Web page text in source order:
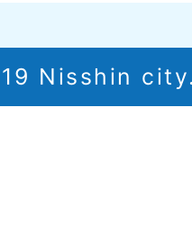
Nisshin